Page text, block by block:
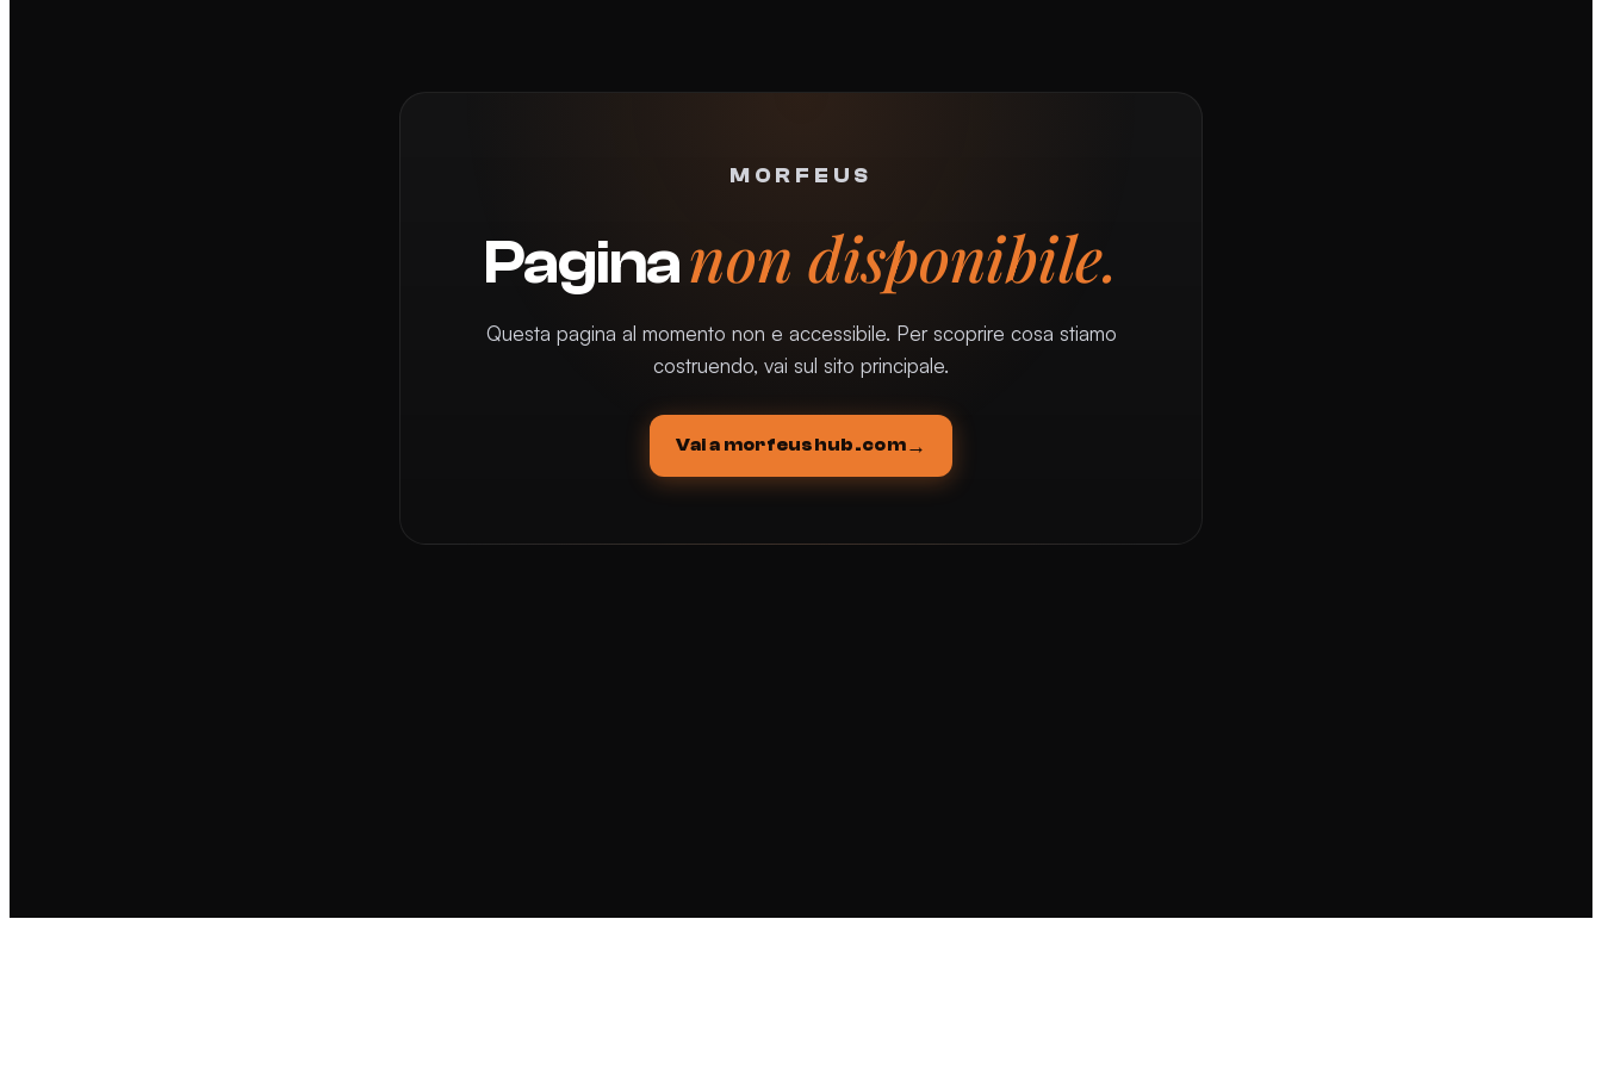
MORFEUS
Paginanon disponibile.
Questa pagina al momento non e accessibile. Per scoprire cosa stiamo
costruendo, vai sul sito principale.
Vai a morfeushub.com